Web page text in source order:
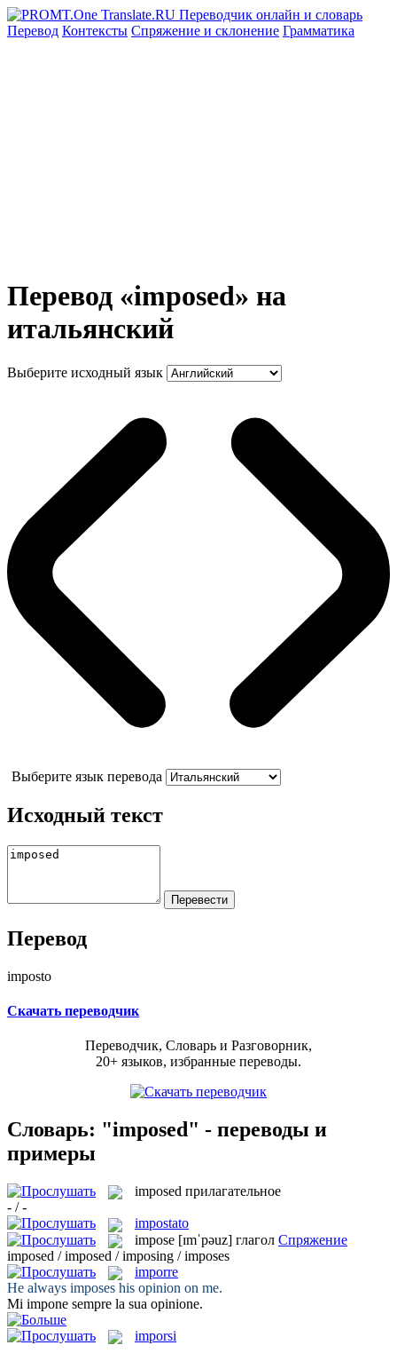
Перевод Контексты Спряжение и склонение Грамматика
Перевод «imposed» на
итальянский
Выберите исходный язык
Выберите язык перевода
Исходный текст
Перевод
imposto
Скачать переводчик
Переводчик, Словарь и Разговорник,
20+ языков, избранные переводы.
Словарь: "imposed" - переводы и
примеры
imposed прилагательное
- / -
impostato
impose [ɪmˈpəuz] глагол Спряжение
imposed / imposed / imposing / imposes
imporre
He always imposes his opinion on me.
Mi impone sempre la sua opinione.
imporsi